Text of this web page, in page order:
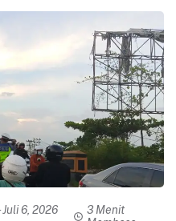
Juli 6, 2026
3 Menit